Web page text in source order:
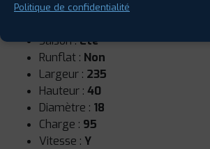
Saison :Été
Runflat : Non
Largeur : 235
Hauteur : 40
Diamètre : 18
Charge : 95
Vitesse : Y
Politique de confidentialité